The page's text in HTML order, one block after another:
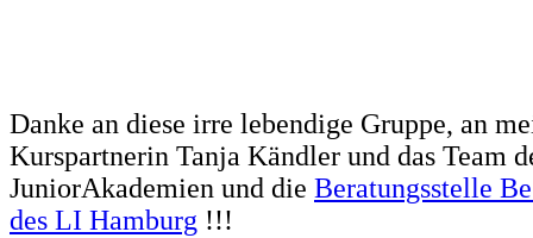
Danke an diese irre lebendige Gruppe, an
Kurspartnerin Tanja Kändler und das Team
JuniorAkademien und die Beratungsstelle
des LI Hamburg !!!